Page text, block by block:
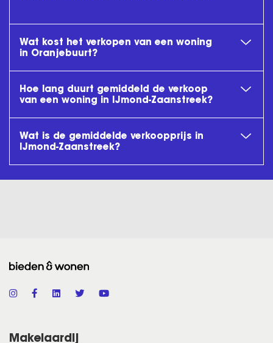
Wat kost het verkopen van een woning
in Oranjebuurt?
Hoe lang duurt gemiddeld de verkoop
van een woning in IJmond-Zaanstreek?
Wat is de gemiddelde verkoopprijs in
IJmond-Zaanstreek?
Makelaardij